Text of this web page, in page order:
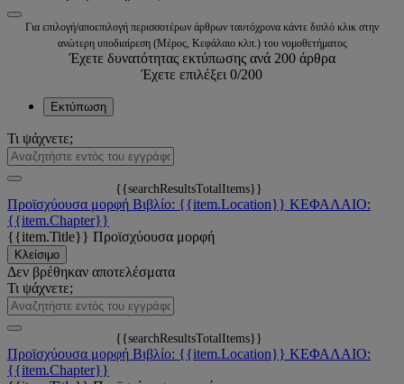
Για επιλογή/αποεπιλογή περισσοτέρων άρθρων ταυτόχρονα κάντε διπλό κλικ στην
ανώτερη υποδιαίρεση (Μέρος, Κεφάλαιο κλπ.) του νομοθετήματος
Έχετε δυνατότητας εκτύπωσης ανά 200 άρθρα
Έχετε επιλέξει 0/200
Εκτύπωση
Τι ψάχνετε;
{{searchResultsTotalItems}}
Προϊσχύουσα μορφή Βιβλίο: {{item.Location}} ΚΕΦΑΛΑΙΟ:
{{item.Chapter}}
{{item.Title}} Προϊσχύουσα μορφή
Κλείσιμο
Δεν βρέθηκαν αποτελέσματα
Τι ψάχνετε;
{{searchResultsTotalItems}}
Προϊσχύουσα μορφή Βιβλίο: {{item.Location}} ΚΕΦΑΛΑΙΟ:
{{item.Chapter}}